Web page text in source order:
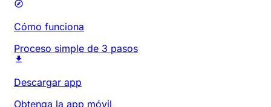
Cómo funciona
Proceso simple de 3 pasos
Descargar app
Obtenga la app móvil